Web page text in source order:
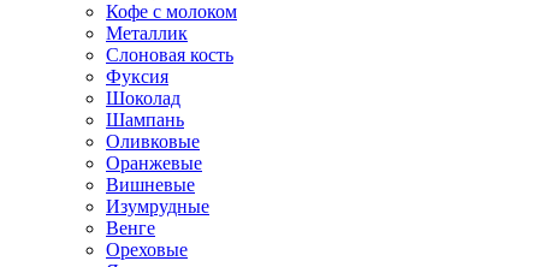
Кофе с молоком
Металлик
Слоновая кость
Фуксия
Шоколад
Шампань
Оливковые
Оранжевые
Вишневые
Изумрудные
Венге
Ореховые